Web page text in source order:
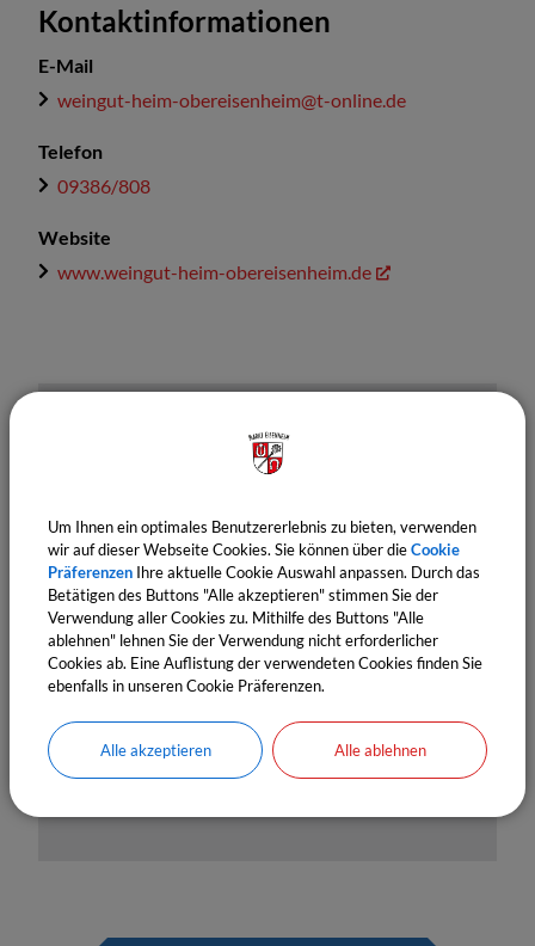
Kontaktinformationen
E-Mail
weingut-heim-obereisenheim@t-online.de
Telefon
09386/808
Website
www.weingut-heim-obereisenheim.de
OpenStreetMap wird derzeit
nicht angezeigt
Bitte aktivieren Sie "OpenStreetMap" in Ihren
Cookie Einstellungen.
Cookies Anpassen
Um Ihnen ein optimales Benutzererlebnis zu bieten, verwenden
wir auf dieser Webseite Cookies. Sie können über dieCookie
Präferenzen Ihre aktuelle Cookie Auswahl anpassen. Durch das
Betätigen des Buttons "Alle akzeptieren" stimmen Sie der
Verwendung aller Cookies zu. Mithilfe des Buttons "Alle
ablehnen" lehnen Sie der Verwendung nicht erforderlicher
Cookies ab. Eine Auflistung der verwendeten Cookies finden Sie
ebenfalls in unseren Cookie Präferenzen.
Alle akzeptieren Alle ablehnen